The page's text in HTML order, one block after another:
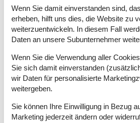
Einer der breitesten Badestrände auf
Brücke über den Großen Belt. Es ist ein
mit Sandboden und feinem Sand, und in
und August sind während des größten
Rollstuhlfahrer, einen Kiosk und
Strandwetter ist, können Sie das nahe
Nyborg besuchen, das in Sachen Spiel
alles zu bieten hat.
Ab Nyborg Marina werden Fahrten auf
hübschen Insel Sprogö, die unter
Wenn Sie damit einverstanden sind,
erheben, hilft uns dies, die Website zu
weiterzuentwickeln. In diesem Fall
Daten an unsere Subunternehmer
Wenn Sie die Verwendung aller
Sie sich damit einverstanden
wir Daten für personalisierte
weitergeben.
Sie können Ihre Einwilligung in Bezug
Marketing jederzeit ändern oder